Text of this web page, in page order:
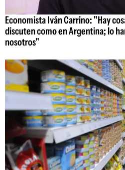
Economista Iván Carrino: "Hay
discuten como en Argentina; lo
nosotros"